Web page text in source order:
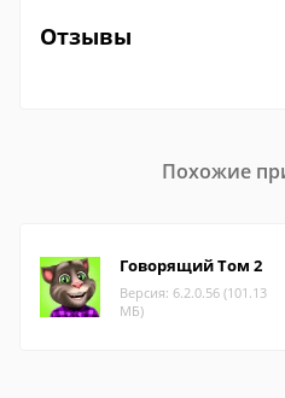
Отзывы
Похожие
Говорящий Том 2
Версия: 6.2.0.56 (101.13
МБ)